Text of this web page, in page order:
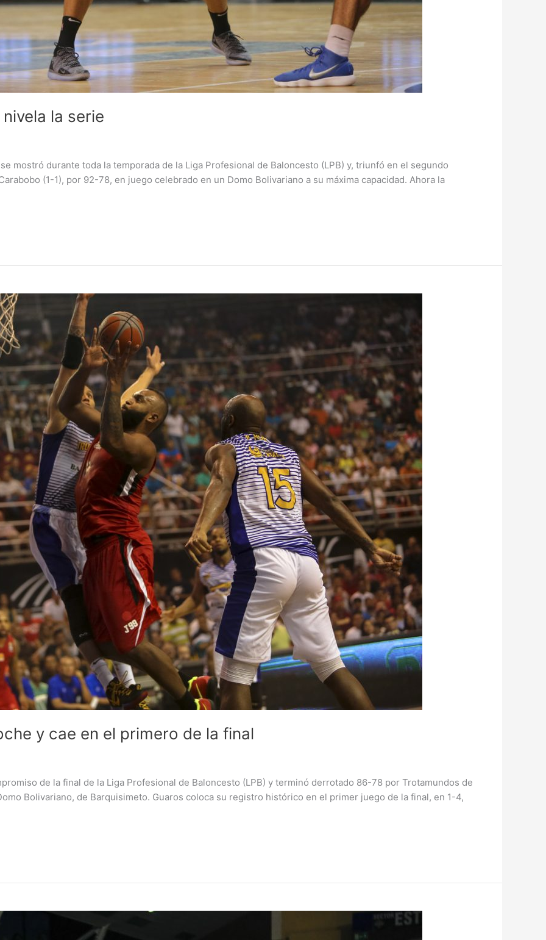
la serie
mostró durante toda la temporada de la Liga Profesional de Baloncesto (LPB) y, triunfó en el segundo
(1-1), por 92-78, en juego celebrado en un Domo Bolivariano a su máxima capacidad. Ahora la
y cae en el primero de la final
de la final de la Liga Profesional de Baloncesto (LPB) y terminó derrotado 86-78 por Trotamundos de
Bolivariano, de Barquisimeto. Guaros coloca su registro histórico en el primer juego de la final, en 1-4,